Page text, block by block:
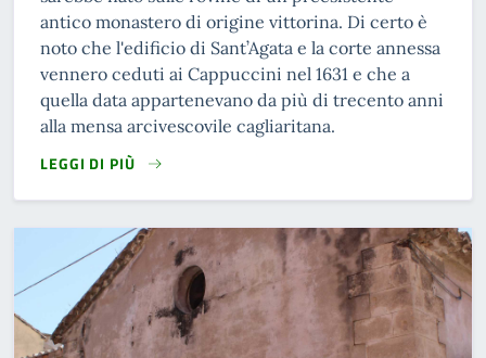
antico monastero di origine vittorina. Di certo è
noto che l'edificio di Sant’Agata e la corte annessa
vennero ceduti ai Cappuccini nel 1631 e che a
quella data appartenevano da più di trecento anni
alla mensa arcivescovile cagliaritana.
LEGGI DI PIÙ
READ MORE